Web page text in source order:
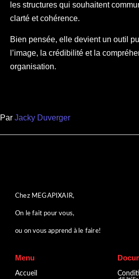
les structures qui souhaitent
clarté et cohérence.
Bien pensée, elle devient un outil
l’image, la crédibilité et la
organisation.
Par Jacky Duverger
Chez MEGAPIXAIR,
On le fait pour vous,
ou on vous apprend à le faire!
Menu
Accueil